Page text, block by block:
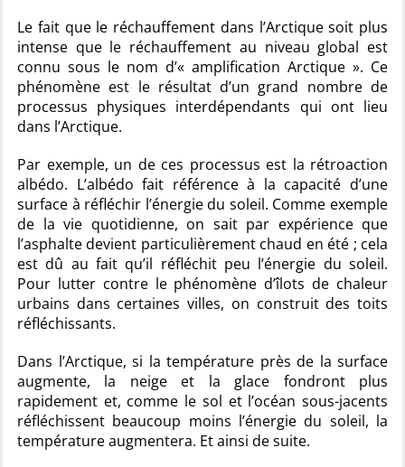
Le fait que le réchauffement dans l’Arctique soit plus
intense que le réchauffement au niveau global est
connu sous le nom d’« amplification Arctique ». Ce
phénomène est le résultat d’un grand nombre de
processus physiques interdépendants qui ont lieu
dans l’Arctique.
Par exemple, un de ces processus est la rétroaction
albédo. L’albédo fait référence à la capacité d’une
surface à réfléchir l’énergie du soleil. Comme exemple
de la vie quotidienne, on sait par expérience que
l’asphalte devient particulièrement chaud en été ; cela
est dû au fait qu’il réfléchit peu l’énergie du soleil.
Pour lutter contre le phénomène d’îlots de chaleur
urbains dans certaines villes, on construit des toits
réfléchissants.
Dans l’Arctique, si la température près de la surface
augmente, la neige et la glace fondront plus
rapidement et, comme le sol et l’océan sous-jacents
réfléchissent beaucoup moins l’énergie du soleil, la
température augmentera. Et ainsi de suite.